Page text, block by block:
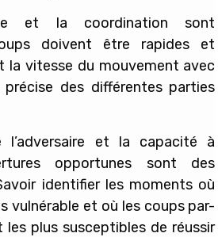
et la coordination sont
doivent être rapides et
la vitesse du mouvement avec
précise des différentes parties
l’adversaire et la capacité à
opportunes sont des
identifier les moments où
vulnérable et où les coups par-
les plus susceptibles de réussir